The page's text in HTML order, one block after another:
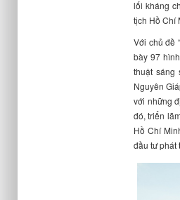
lối kháng
tịch Hồ Chí
Với chủ đề
bày 97
thuật sáng
Nguyên
với những
đó, triển
Hồ Chí
đầu tư phát